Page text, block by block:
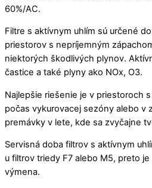
60%/AC.
Filtre s aktívnym uhlím sú určené
priestorov s nepríjemným
niektorých škodlivých plynov.
častice a také plyny ako NOx, O3.
Najlepšie riešenie je v priestoroch
počas vykurovacej sezóny alebo v
premávky v lete, kde sa zvyčajne
Servisná doba filtrov s aktívnym
u filtrov triedy F7 alebo M5, preto
výmena.